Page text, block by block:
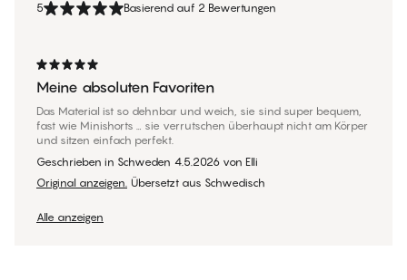
5 Basierend auf 2 Bewertungen
Meine absoluten Favoriten
Das Material ist so dehnbar und weich, sie sind super bequem,
fast wie Minishorts … sie verrutschen überhaupt nicht am Körper
und sitzen einfach perfekt.
Geschrieben in Schweden 4.5.2026 von Elli
Original anzeigen. Übersetzt aus Schwedisch
Alle anzeigen